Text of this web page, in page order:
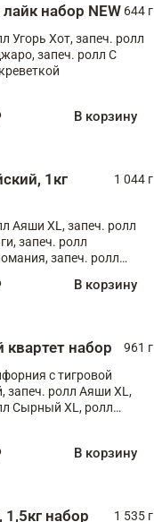
набор NEW 644 г
Угорь Хот, запеч. ролл
запеч. ролл С
В корзину
1кг
1 044 г
Аяши XL, запеч. ролл
запеч. ролл
запеч. ролл
В корзину
квартет набор
961 г
с тигровой
запеч. ролл Аяши XL,
Сырный XL, ролл
В корзину
набор
1 535 г